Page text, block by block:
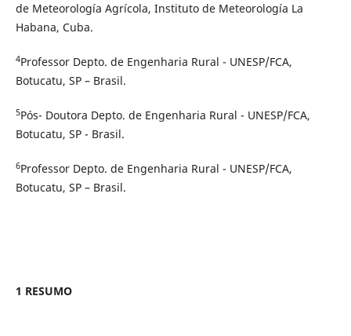
de Meteorología Agrícola, Instituto de Meteorología La
Habana, Cuba.
4Professor Depto. de Engenharia Rural - UNESP/FCA,
Botucatu, SP – Brasil.
5Pós- Doutora Depto. de Engenharia Rural - UNESP/FCA,
Botucatu, SP - Brasil.
6Professor Depto. de Engenharia Rural - UNESP/FCA,
Botucatu, SP – Brasil.
1 RESUMO